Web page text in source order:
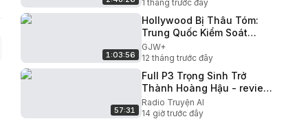
115
1 tháng trước đây
1:03:56
Hollywood Bị Thâu Tóm:
Trung Quốc Kiểm Soát
Ngành Điện Ảnh
GJW+
12 tháng trước đây
57:31
Full P3 Trọng Sinh Trở
Thành Hoàng Hậu - review
truyện #reviewtruyentranh
#xuyenkhong
Radio Truyện AI
14 giờ trước đây